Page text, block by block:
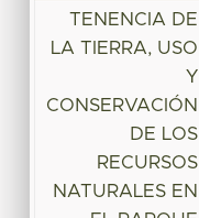
TENENCIA DE
LA TIERRA, USO
Y
CONSERVACIÓN
DE LOS
RECURSOS
NATURALES EN